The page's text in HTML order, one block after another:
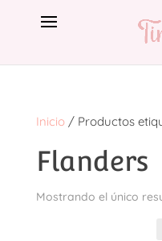
Inicio/ Productos
Flanders
Mostrando el único